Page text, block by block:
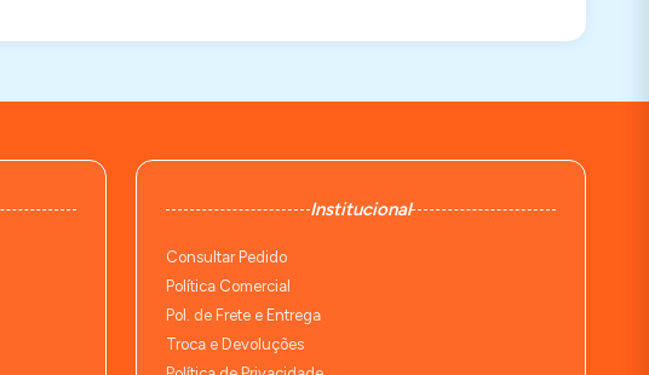
Institucional
Consultar Pedido
Política Comercial
Pol. de Frete e Entrega
Troca e Devoluções